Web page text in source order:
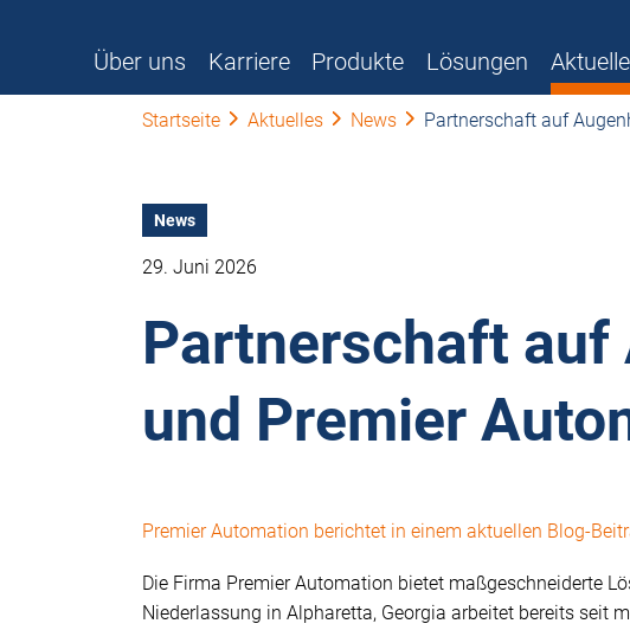
Über uns Karriere Produkte Lösungen
Startseite Aktuelles News Partnerschaft auf
News
29. Juni 2026
Partnerschaft auf
und Premier
Premier Automation berichtet in einem aktuellen Blog-
Die Firma Premier Automation bietet maßgeschneiderte
Niederlassung in Alpharetta, Georgia arbeitet bereits seit